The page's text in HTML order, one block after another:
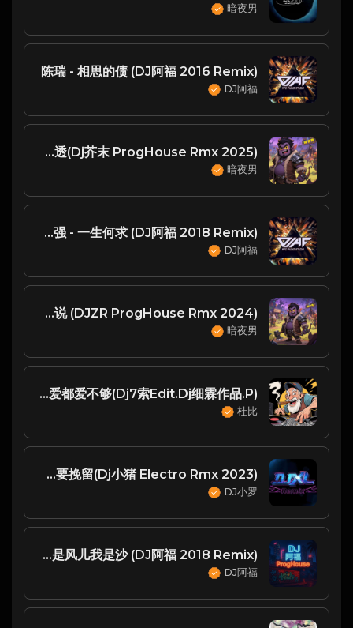
暗夜男
陈瑞 - 相思的债 (DJ阿福 2016 Remix)
DJ阿福
卢卢快闭嘴 & 刘思达 - 猜不透(Dj芥末 ProgHouse Rmx 2025)
暗夜男
陈百强 - 一生何求 (DJ阿福 2018 Remix)
DJ阿福
刘心 - 凭什么说 (DJZR ProgHouse Rmx 2024)
暗夜男
崔伟立 & 孙艺琪 - 怎么爱都爱不够(Dj7索Edit.Dj细霖作品.P)
杜比
罗隽永 & Simyee陈芯怡 - 不需要挽留(Dj小猪 Electro Rmx 2023)
DJ小罗
林心如 & 周杰 - 你是风儿我是沙 (DJ阿福 2018 Remix)
DJ阿福